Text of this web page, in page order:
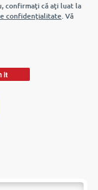
confirmaţi că aţi luat la
confidenţialitate. Vă
it